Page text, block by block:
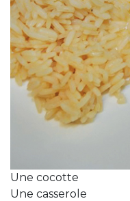
Une cocotte
Une casserole